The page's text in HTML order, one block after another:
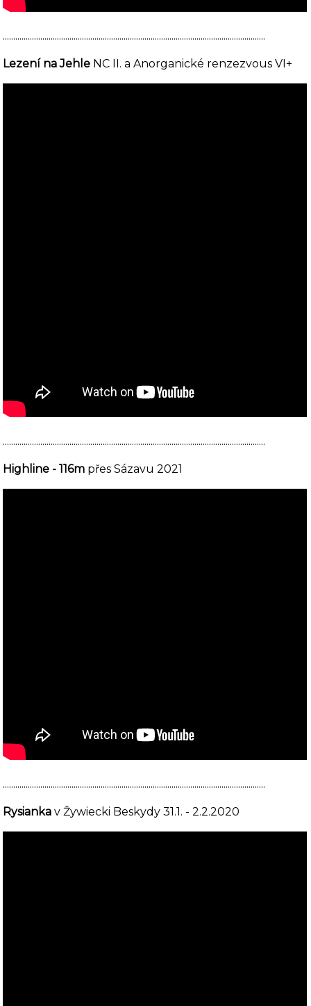
..............................................................................................................................
Lezení na Jehle NC II. a Anorganické renzezvous VI+
..............................................................................................................................
Highline - 116m přes Sázavu 2021
..............................................................................................................................
Rysianka v Žywiecki Beskydy 31.1. - 2.2.2020